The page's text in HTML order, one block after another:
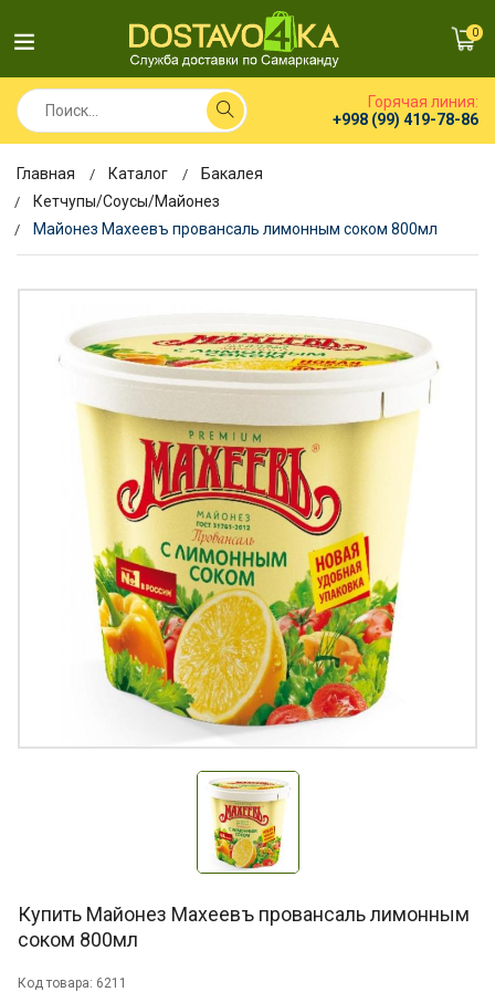
0
Горячая линия:
+998 (99) 419-78-86
Главная Каталог
Бакалея
Кетчупы/Соусы/Майонез
Майонез Махеевъ провансаль лимонным соком 800мл
Купить Майонез Махеевъ провансаль лимонным
соком 800мл
Код товара: 6211